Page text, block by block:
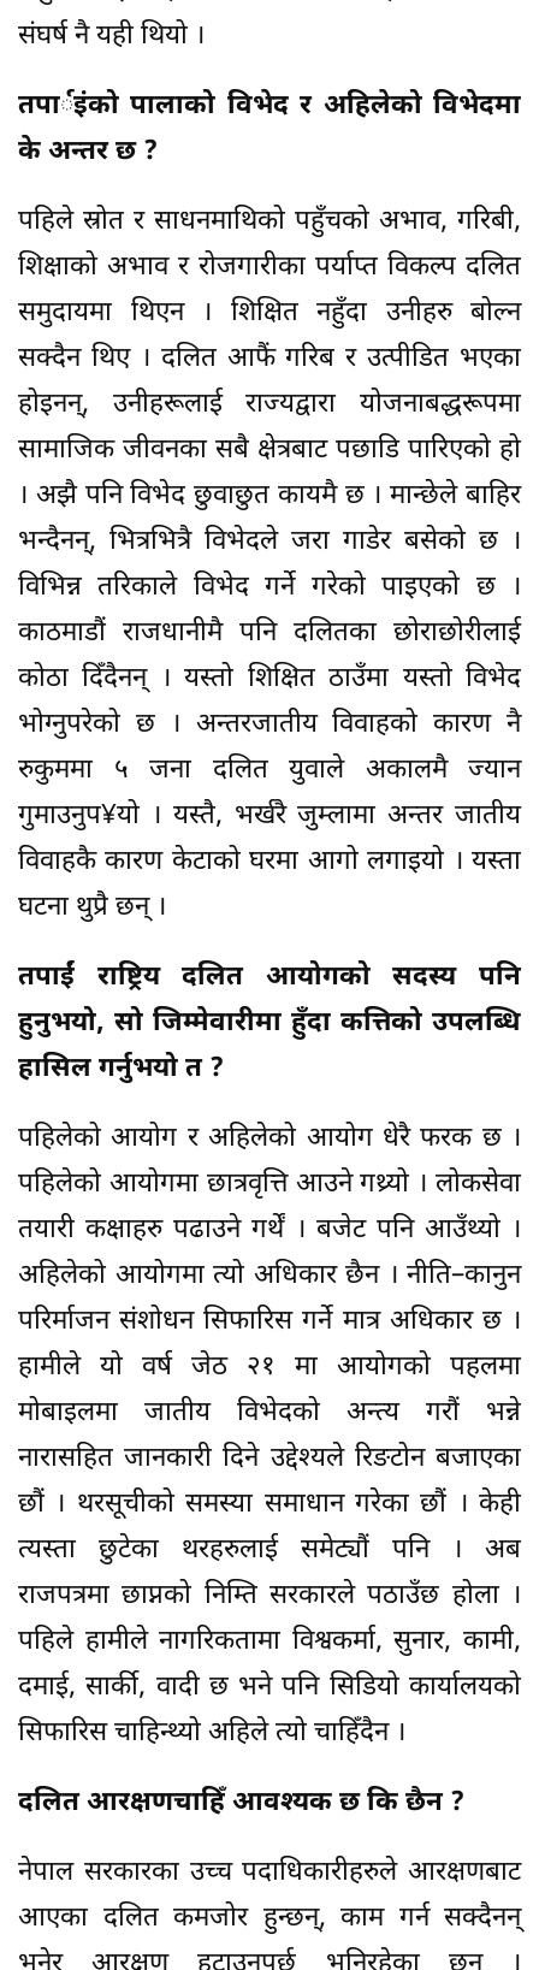
संघर्ष नै यही थियो ।
तपार्इंको पालाको विभेद र अहिलेको विभेदमा
के अन्तर छ ?
पहिले स्रोत र साधनमाथिको पहुँचको अभाव, गरिबी,
शिक्षाको अभाव र रोजगारीका पर्याप्त विकल्प दलित
समुदायमा थिएन । शिक्षित नहुँदा उनीहरु बोल्न
सक्दैन थिए । दलित आफैं गरिब र उत्पीडित भएका
होइनन्, उनीहरूलाई राज्यद्वारा योजनाबद्धरूपमा
सामाजिक जीवनका सबै क्षेत्रबाट पछाडि पारिएको हो
। अझै पनि विभेद छुवाछुत कायमै छ । मान्छेले बाहिर
भन्दैनन्, भित्रभित्रै विभेदले जरा गाडेर बसेको छ ।
विभिन्न तरिकाले विभेद गर्ने गरेको पाइएको छ ।
काठमाडौं राजधानीमै पनि दलितका छोराछोरीलाई
कोठा दिँदैनन् । यस्तो शिक्षित ठाउँमा यस्तो विभेद
भोग्नुपरेको छ । अन्तरजातीय विवाहको कारण नै
रुकुममा ५ जना दलित युवाले अकालमै ज्यान
गुमाउनुप¥यो । यस्तै, भर्खरै जुम्लामा अन्तर जातीय
विवाहकै कारण केटाको घरमा आगो लगाइयो । यस्ता
घटना थुप्रै छन् ।
तपाईं राष्ट्रिय दलित आयोगको सदस्य पनि
हुनुभयो, सो जिम्मेवारीमा हुँदा कत्तिको उपलब्धि
हासिल गर्नुभयो त ?
पहिलेको आयोग र अहिलेको आयोग धेरै फरक छ ।
पहिलेको आयोगमा छात्रवृत्ति आउने गथ्र्यो । लोकसेवा
तयारी कक्षाहरु पढाउने गर्थें । बजेट पनि आउँथ्यो ।
अहिलेको आयोगमा त्यो अधिकार छैन । नीति–कानुन
परिर्माजन संशोधन सिफारिस गर्ने मात्र अधिकार छ ।
हामीले यो वर्ष जेठ २१ मा आयोगको पहलमा
मोबाइलमा जातीय विभेदको अन्त्य गरौं भन्ने
नारासहित जानकारी दिने उद्देश्यले रिङटोन बजाएका
छौं । थरसूचीको समस्या समाधान गरेका छौं । केही
त्यस्ता छुटेका थरहरुलाई समेट्यौं पनि । अब
राजपत्रमा छाप्नको निम्ति सरकारले पठाउँछ होला ।
पहिले हामीले नागरिकतामा विश्वकर्मा, सुनार, कामी,
दमाई, सार्की, वादी छ भने पनि सिडियो कार्यालयको
सिफारिस चाहिन्थ्यो अहिले त्यो चाहिँदैन ।
दलित आरक्षणचाहिँ आवश्यक छ कि छैन ?
नेपाल सरकारका उच्च पदाधिकारीहरुले आरक्षणबाट
आएका दलित कमजोर हुन्छन्, काम गर्न सक्दैनन्